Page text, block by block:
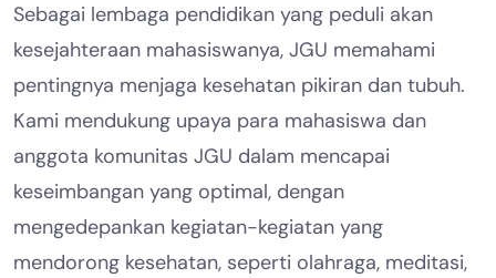
Sebagai lembaga pendidikan yang peduli akan
kesejahteraan mahasiswanya, JGU memahami
pentingnya menjaga kesehatan pikiran dan tubuh.
Kami mendukung upaya para mahasiswa dan
anggota komunitas JGU dalam mencapai
keseimbangan yang optimal, dengan
mengedepankan kegiatan-kegiatan yang
mendorong kesehatan, seperti olahraga, meditasi,